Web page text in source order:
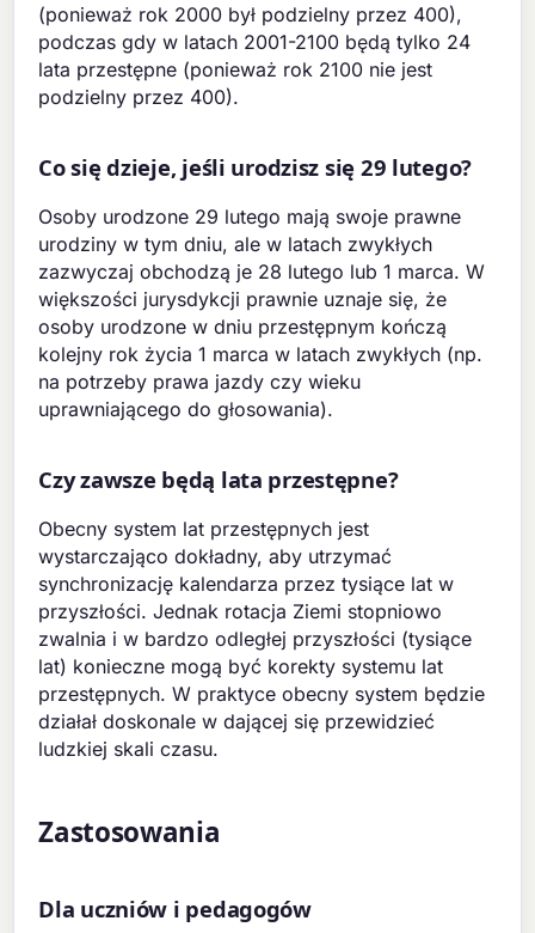
(ponieważ rok 2000 był podzielny przez 400),
podczas gdy w latach 2001-2100 będą tylko 24
lata przestępne (ponieważ rok 2100 nie jest
podzielny przez 400).
Co się dzieje, jeśli urodzisz się 29 lutego?
Osoby urodzone 29 lutego mają swoje prawne
urodziny w tym dniu, ale w latach zwykłych
zazwyczaj obchodzą je 28 lutego lub 1 marca. W
większości jurysdykcji prawnie uznaje się, że
osoby urodzone w dniu przestępnym kończą
kolejny rok życia 1 marca w latach zwykłych (np.
na potrzeby prawa jazdy czy wieku
uprawniającego do głosowania).
Czy zawsze będą lata przestępne?
Obecny system lat przestępnych jest
wystarczająco dokładny, aby utrzymać
synchronizację kalendarza przez tysiące lat w
przyszłości. Jednak rotacja Ziemi stopniowo
zwalnia i w bardzo odległej przyszłości (tysiące
lat) konieczne mogą być korekty systemu lat
przestępnych. W praktyce obecny system będzie
działał doskonale w dającej się przewidzieć
ludzkiej skali czasu.
Zastosowania
Dla uczniów i pedagogów